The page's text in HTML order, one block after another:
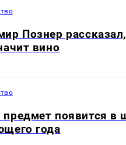
Познер
вино
появится в
года